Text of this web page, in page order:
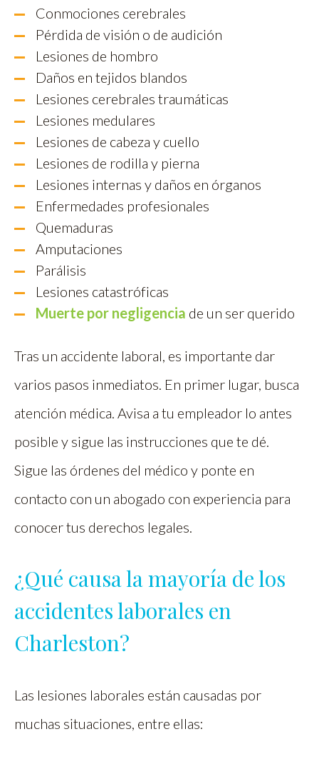
Conmociones cerebrales
Pérdida de visión o de audición
Lesiones de hombro
Daños en tejidos blandos
Lesiones cerebrales traumáticas
Lesiones medulares
Lesiones de cabeza y cuello
Lesiones de rodilla y pierna
Lesiones internas y daños en órganos
Enfermedades profesionales
Quemaduras
Amputaciones
Parálisis
Lesiones catastróficas
Muerte por negligencia de un ser querido
Tras un accidente laboral, es importante dar
varios pasos inmediatos. En primer lugar, busca
atención médica. Avisa a tu empleador lo antes
posible y sigue las instrucciones que te dé.
Sigue las órdenes del médico y ponte en
contacto con un abogado con experiencia para
conocer tus derechos legales.
¿Qué causa la mayoría de los
accidentes laborales en
Charleston?
Las lesiones laborales están causadas por
muchas situaciones, entre ellas: